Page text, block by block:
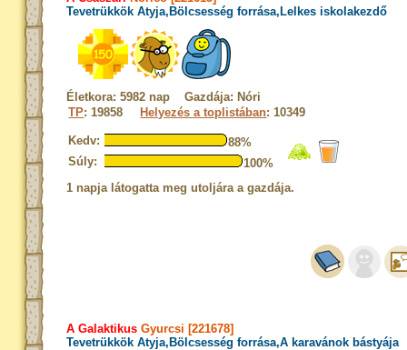
Tevetrükkök Atyja,Bölcsesség forrása,Lelkes iskolakezdő
Életkora: 5982 nap Gazdája: Nóri
TP: 19858 Helyezés a toplistában: 10349
Kedv:
88%
Súly:
100%
1 napja látogatta meg utoljára a gazdája.
A Galaktikus Gyurcsi [221678]
Tevetrükkök Atyja,Bölcsesség forrása,A karavánok bástyája